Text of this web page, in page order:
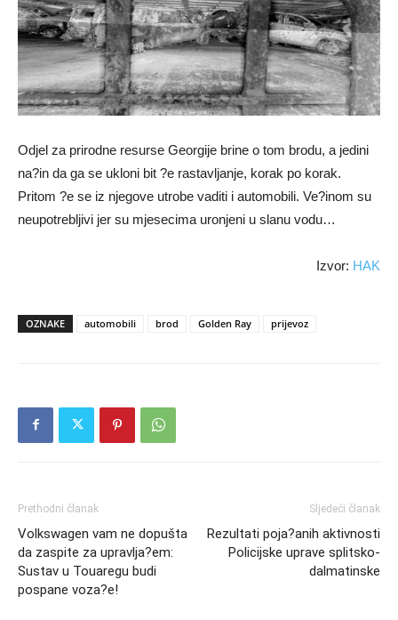
Odjel za prirodne resurse Georgije brine o tom brodu, a jedini
na?in da ga se ukloni bit ?e rastavljanje, korak po korak.
Pritom ?e se iz njegove utrobe vaditi i automobili. Ve?inom su
neupotrebljivi jer su mjesecima uronjeni u slanu vodu…
Izvor: HAK
OZNAKE automobili brod Golden Ray prijevoz
Prethodni članak
Volkswagen vam ne dopušta
da zaspite za upravlja?em:
Sustav u Touaregu budi
pospane voza?e!
Sljedeći članak
Rezultati poja?anih aktivnosti
Policijske uprave splitsko-
dalmatinske